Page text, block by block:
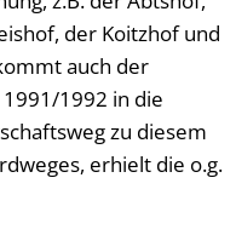
der Koitzhof und
auch der
1992 in die
zu diesem
erhielt die o.g.